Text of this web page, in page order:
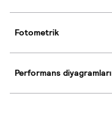
Fotometrik
Performans diyagramları